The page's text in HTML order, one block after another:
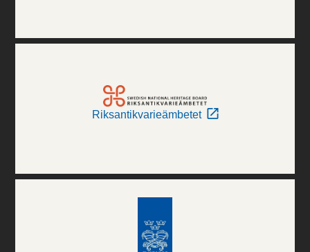
Riksantikvarieämbetet